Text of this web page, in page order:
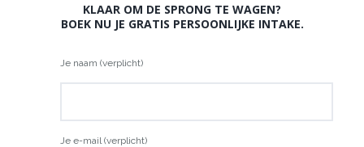
KLAAR OM DE SPRONG TE WAGEN?
BOEK NU JE GRATIS PERSOONLIJKE INTAKE.
Je naam (verplicht)
Je e-mail (verplicht)